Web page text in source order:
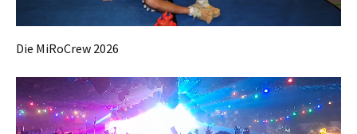
Die MiRoCrew 2026